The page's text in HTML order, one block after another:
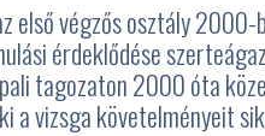
első végzős osztály
érdeklődése
tagozaton 2000 óta
vizsga követelményeit